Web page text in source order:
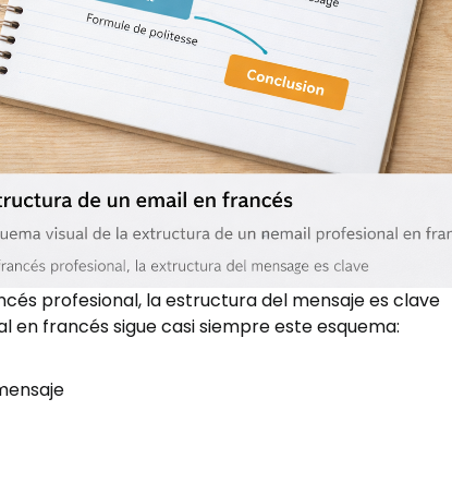
profesional, la estructura del mensaje es clave
en francés sigue casi siempre este esquema: